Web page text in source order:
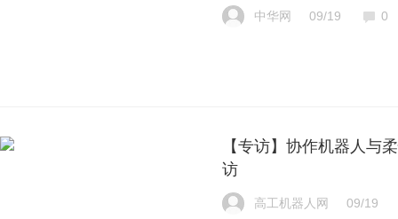
中华网 09/19 0
【专访】协作机器人
访
高工机器人网 09/19